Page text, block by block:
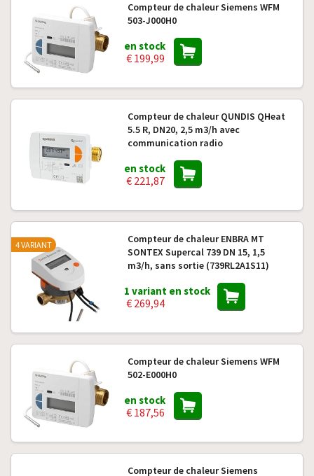
Compteur de chaleur Siemens WFM
503-J000H0
en stock
€ 199,99
Compteur de chaleur QUNDIS QHeat
5.5 R, DN20, 2,5 m3/h avec
communication radio
en stock
€ 221,87
Compteur de chaleur ENBRA MT
SONTEX Supercal 739 DN 15, 1,5
m3/h, sans sortie (739RL2A1S11)
1 variant en stock
€ 269,94
4 VARIANT
Compteur de chaleur Siemens WFM
502-E000H0
en stock
€ 187,56
Compteur de chaleur Siemens